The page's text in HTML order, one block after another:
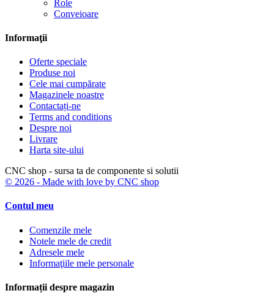
Role
Conveioare
Informaţii
Oferte speciale
Produse noi
Cele mai cumpărate
Magazinele noastre
Contactați-ne
Terms and conditions
Despre noi
Livrare
Harta site-ului
CNC shop - sursa ta de componente si solutii
© 2026 - Made with love by CNC shop
Contul meu
Comenzile mele
Notele mele de credit
Adresele mele
Informaţiile mele personale
Informații despre magazin